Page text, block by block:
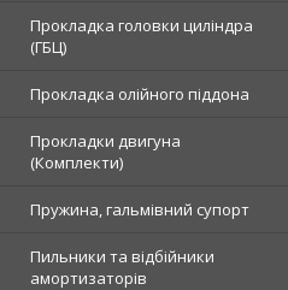
Прокладка головки циліндра
(ГБЦ)
Прокладка олійного піддона
Прокладки двигуна
(Комплекти)
Пружина, гальмівний супорт
Пильники та відбійники
амортизаторів